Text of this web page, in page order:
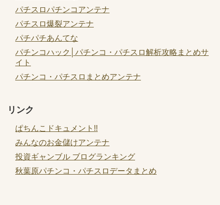
パチスロパチンコアンテナ
パチスロ爆裂アンテナ
パチパチあんてな
パチンコハック│パチンコ・パチスロ解析攻略まとめサ
イト
パチンコ・パチスロまとめアンテナ
リンク
ぱちんこドキュメント!!
みんなのお金儲けアンテナ
投資ギャンブル ブログランキング
秋葉原パチンコ・パチスロデータまとめ